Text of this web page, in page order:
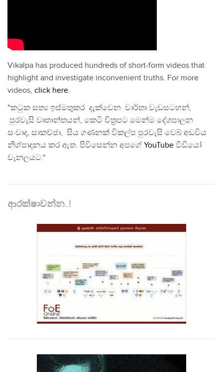
Vikalpa has produced hundreds of short-form videos that
highlight and investigate inconvenient truths. For more
videos, click here.
"කටුක සත්‍ය ඉස්මතුකර දැක්වෙන වාර්තා වැඩසටහන්,
පුරවැසි වෘතාන්තයන්, කෙටි චිත්‍රපට මෙන්ම දේශපාලන
සංවාද, සාකච්ඡා, සිය ගණනක් විකල්ප පුරවැසි වෙබ් අඩවිය
නිශ්පාදනය කර ඇත. පිවිසෙන්න අපගේ YouTube වීඩියෝ
චැනලයට."
ආරක්ෂාවන්න..!